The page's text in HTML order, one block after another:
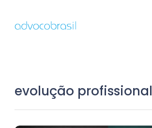
evolução profissional